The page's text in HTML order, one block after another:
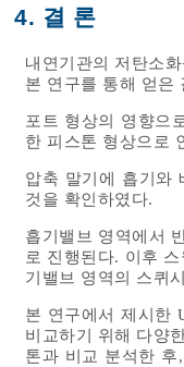
4. 결 론
내연기관의 저탄소
본 연구를 통해 얻은
포트 형상의 영향으
한 피스톤 형상으로
압축 말기에 흡기와
것을 확인하였다.
흡기밸브 영역에서
로 진행된다. 이후
기밸브 영역의 스퀴
본 연구에서 제시한
비교하기 위해 다양
톤과 비교 분석한